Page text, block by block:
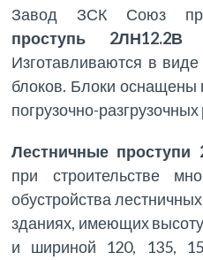
Завод ЗСК Союз
проступь 2ЛН12.2В
Изготавливаются в
блоков. Блоки оснащены
погрузочно-разгрузочных
Лестничные проступи
при строительстве
обустройства
зданиях, имеющих высоту
и шириной 120, 135,